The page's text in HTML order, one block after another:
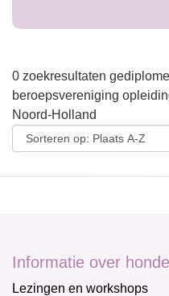
0 zoekresultaten
beroepsvereniging
Noord-Holland
Informatie over
Lezingen en workshops